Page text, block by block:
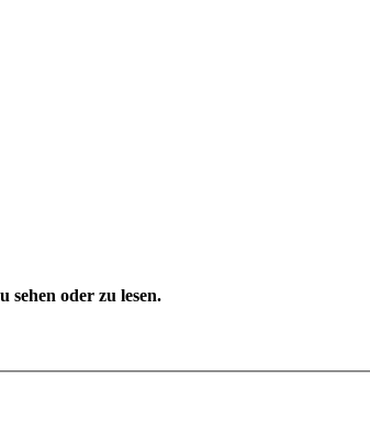
sehen oder zu lesen.